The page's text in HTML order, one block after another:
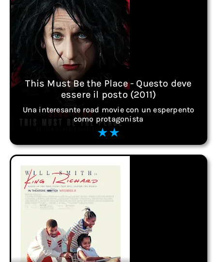
This Must Be the Place - Questo deve
essere il posto (2011)
Una interesante road movie con un esperpento
como protagonista